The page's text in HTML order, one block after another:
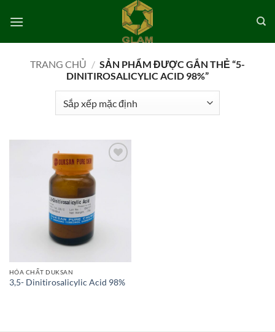
qua
TRANG CHỦ / SẢN PHẨM ĐƯỢC GẮN THẺ “5-
DINITIROSALICYLIC ACID 98%”
HÓA CHẤT DUKSAN
3,5- Dinitirosalicylic Acid 98%